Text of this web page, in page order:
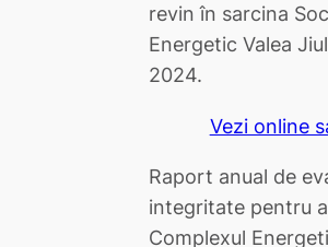
revin în sarcina
Energetic Valea
2024.
Vezi online
Raport anual de
integritate pentru
Complexul